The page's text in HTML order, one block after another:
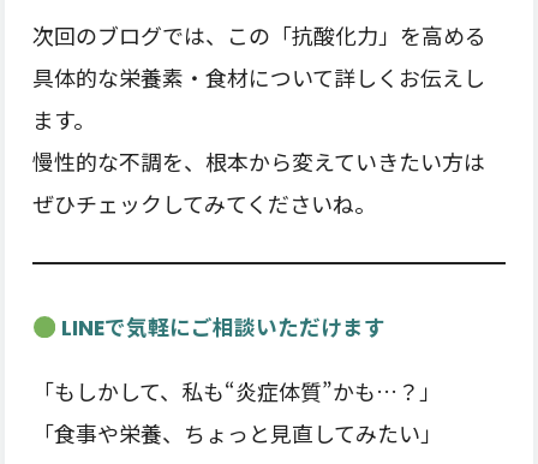
次回のブログでは、この「抗酸化力」を高める
具体的な栄養素・食材について詳しくお伝えし
ます。
慢性的な不調を、根本から変えていきたい方は
ぜひチェックしてみてくださいね。
LINEで気軽にご相談いただけます
「もしかして、私も“炎症体質”かも…？」
「食事や栄養、ちょっと見直してみたい」